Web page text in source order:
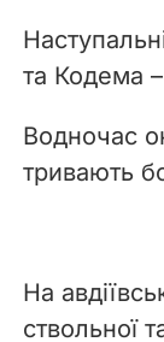
та Кодема
Водночас
тривають
На
ствольної